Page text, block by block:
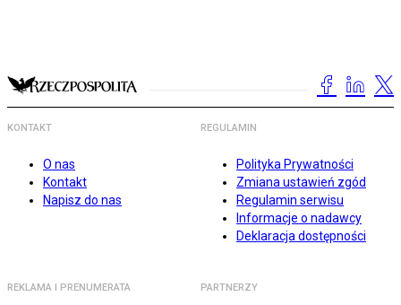
KONTAKT
O nas
Kontakt
Napisz do nas
REGULAMIN
Polityka Prywatności
Zmiana ustawień zgód
Regulamin serwisu
Informacje o nadawcy
Deklaracja dostępności
REKLAMA I PRENUMERATA PARTNERZY